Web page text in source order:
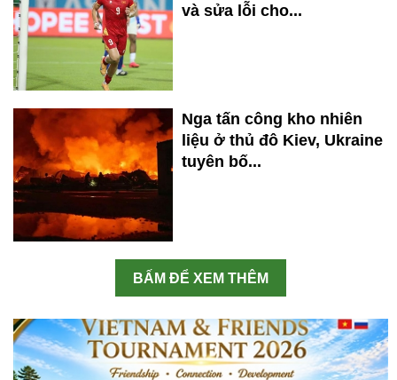
và sửa lỗi cho...
Nga tấn công kho nhiên
liệu ở thủ đô Kiev, Ukraine
tuyên bố...
BẤM ĐỂ XEM THÊM